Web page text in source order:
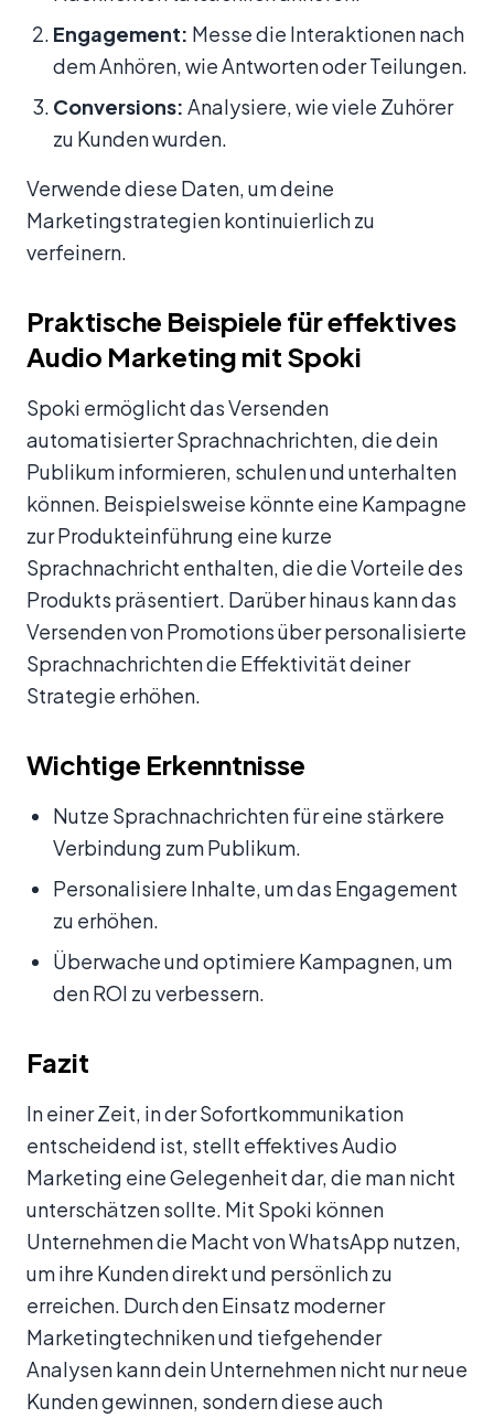
Engagement: Messe die Interaktionen nach
dem Anhören, wie Antworten oder Teilungen.
Conversions: Analysiere, wie viele Zuhörer
zu Kunden wurden.
Verwende diese Daten, um deine
Marketingstrategien kontinuierlich zu
verfeinern.
Praktische Beispiele für effektives
Audio Marketing mit Spoki
Spoki ermöglicht das Versenden
automatisierter Sprachnachrichten, die dein
Publikum informieren, schulen und unterhalten
können. Beispielsweise könnte eine Kampagne
zur Produkteinführung eine kurze
Sprachnachricht enthalten, die die Vorteile des
Produkts präsentiert. Darüber hinaus kann das
Versenden von Promotions über personalisierte
Sprachnachrichten die Effektivität deiner
Strategie erhöhen.
Wichtige Erkenntnisse
Nutze Sprachnachrichten für eine stärkere
Verbindung zum Publikum.
Personalisiere Inhalte, um das Engagement
zu erhöhen.
Überwache und optimiere Kampagnen, um
den ROI zu verbessern.
Fazit
In einer Zeit, in der Sofortkommunikation
entscheidend ist, stellt effektives Audio
Marketing eine Gelegenheit dar, die man nicht
unterschätzen sollte. Mit Spoki können
Unternehmen die Macht von WhatsApp nutzen,
um ihre Kunden direkt und persönlich zu
erreichen. Durch den Einsatz moderner
Marketingtechniken und tiefgehender
Analysen kann dein Unternehmen nicht nur neue
Kunden gewinnen, sondern diese auch